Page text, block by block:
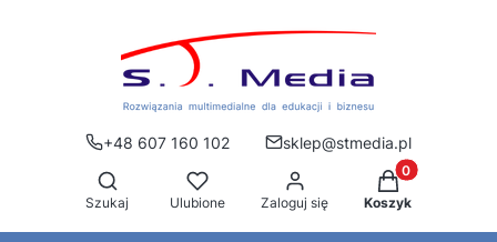
+48 607 160 102
sklep@stmedia.pl
Otwórz wyszukiwarkę
Szukaj Ulubione Zaloguj się
Produkty w
Koszyk